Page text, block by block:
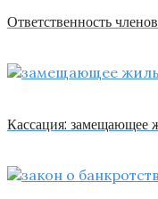
Ответственность
Кассация: